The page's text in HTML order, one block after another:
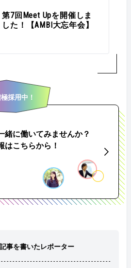
第7回Meet Upを開催しま
した！【AMBI大忘年会】
採用中！
緒に働いてみませんか？
はこちらから！
事を書いたレポーター